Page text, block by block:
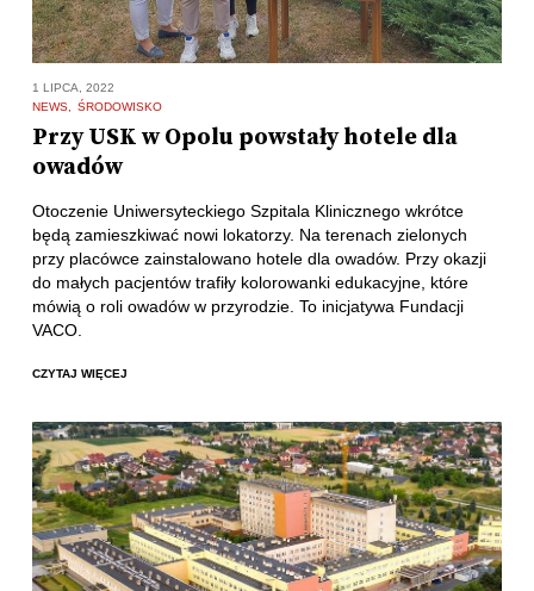
1 LIPCA, 2022
NEWS
ŚRODOWISKO
Przy USK w Opolu powstały hotele dla
owadów
Otoczenie Uniwersyteckiego Szpitala Klinicznego wkrótce
będą zamieszkiwać nowi lokatorzy. Na terenach zielonych
przy placówce zainstalowano hotele dla owadów. Przy okazji
do małych pacjentów trafiły kolorowanki edukacyjne, które
mówią o roli owadów w przyrodzie. To inicjatywa Fundacji
VACO.
CZYTAJ WIĘCEJ